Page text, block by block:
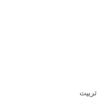
تربیت